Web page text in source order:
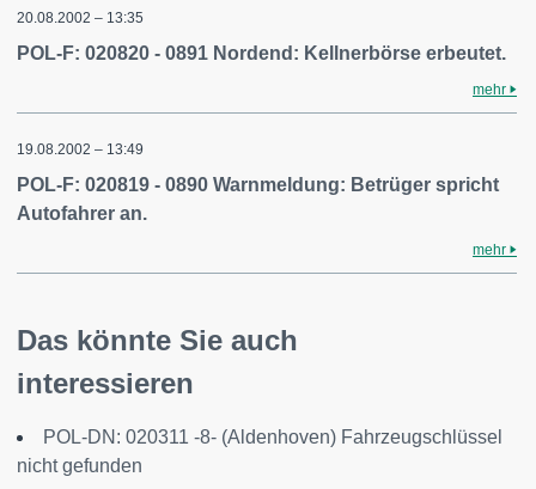
20.08.2002 – 13:35
POL-F: 020820 - 0891 Nordend: Kellnerbörse erbeutet.
mehr
19.08.2002 – 13:49
POL-F: 020819 - 0890 Warnmeldung: Betrüger spricht
Autofahrer an.
mehr
Das könnte Sie auch
interessieren
POL-DN: 020311 -8- (Aldenhoven) Fahrzeugschlüssel
nicht gefunden